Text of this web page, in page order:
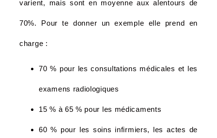
varient, mais sont en moyenne aux alentours de
70%. Pour te donner un exemple elle prend en
charge :
70 % pour les consultations médicales et les
examens radiologiques
15 % à 65 % pour les médicaments
60 % pour les soins infirmiers, les actes de